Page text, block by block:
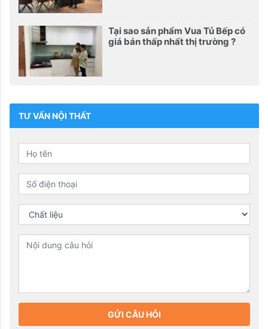
Tại sao sản phẩm Vua Tủ Bếp có
giá bán thấp nhất thị trường ?
TƯ VẤN NỘI THẤT
GỬI CÂU HỎI